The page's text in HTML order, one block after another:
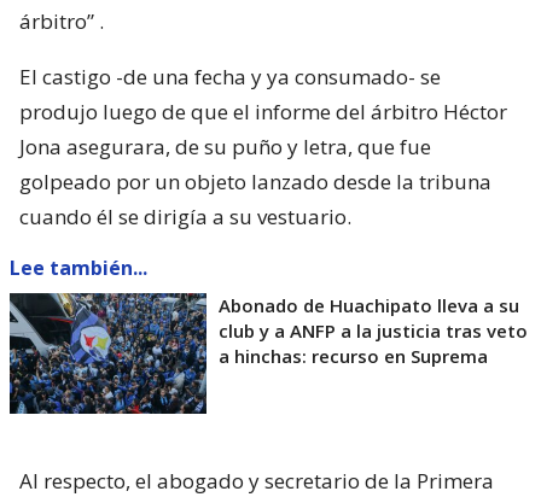
árbitro” .
El castigo -de una fecha y ya consumado- se
produjo luego de que el informe del árbitro Héctor
Jona asegurara, de su puño y letra, que fue
golpeado por un objeto lanzado desde la tribuna
cuando él se dirigía a su vestuario.
Lee también...
Abonado de Huachipato lleva a su
club y a ANFP a la justicia tras veto
a hinchas: recurso en Suprema
Al respecto, el abogado y secretario de la Primera